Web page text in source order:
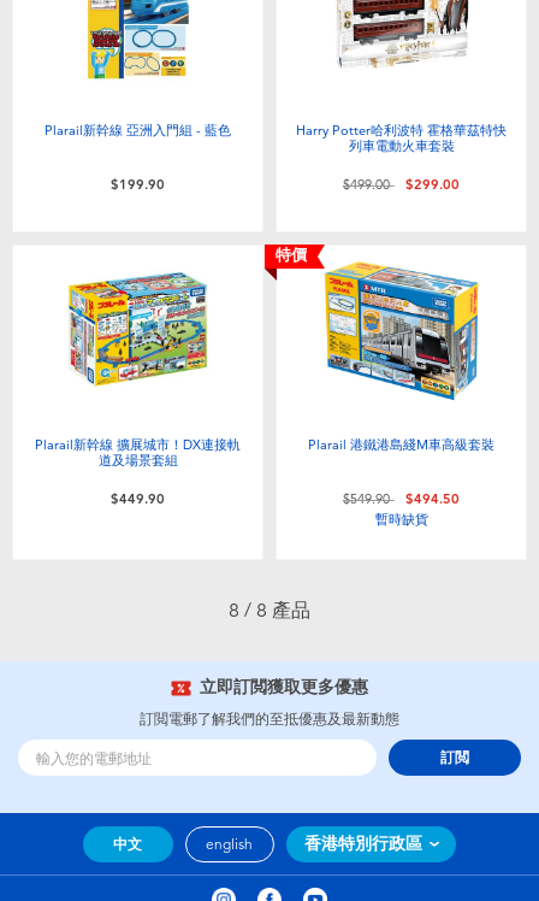
Plarail新幹線 亞洲入門組 - 藍色
$199.90
Harry Potter哈利波特 霍格華茲特快
列車電動火車套裝
價格從
$499.00至$299.00
Plarail新幹線 擴展城市！DX連接軌
道及場景套組
$449.90
特價
Plarail 港鐵港島綫M車高級套裝
價格從
$549.90至$494.50
暫時缺貨
8 / 8 產品
立即訂閲獲取更多優惠
訂閲電郵了解我們的至抵優惠及最新動態
訂閲
中文 english 香港特別行政區